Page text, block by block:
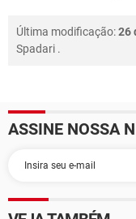
Última modificação:26
Spadari .
ASSINE NOSSA